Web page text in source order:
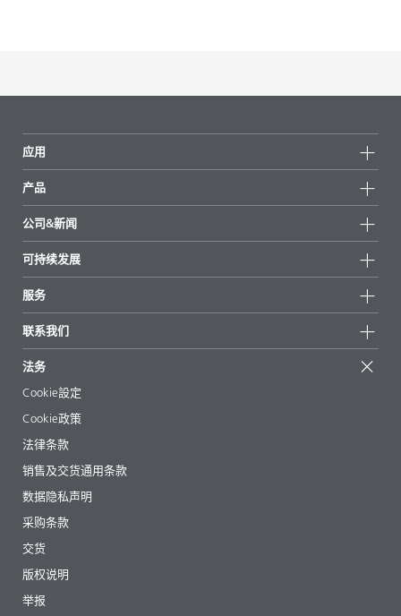
应用
产品
所有产品
重点推荐
公司&新闻
新闻
新闻和媒体
地区和分销商
展会和活动
可持续发展
可持续产品
成功案例
EcoVadis
认证
服务
起始配方
文章
电子书
法规事务
助剂指南 App
视频
下载
联系我们
法务
Cookie設定
Cookie政策
法律条款
销售及交货通用条款
数据隐私声明
采购条款
交货
版权说明
举报